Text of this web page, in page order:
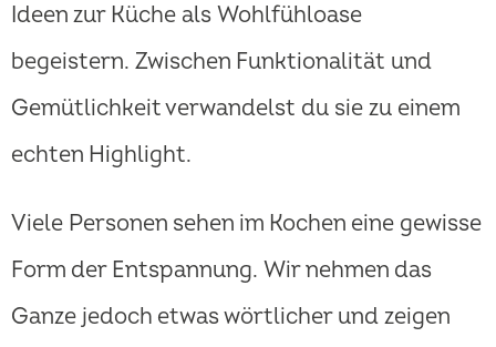
Ideen zur Küche als Wohlfühloase
begeistern. Zwischen Funktionalität und
Gemütlichkeit verwandelst du sie zu einem
echten Highlight.
Viele Personen sehen im Kochen eine gewisse
Form der Entspannung. Wir nehmen das
Ganze jedoch etwas wörtlicher und zeigen